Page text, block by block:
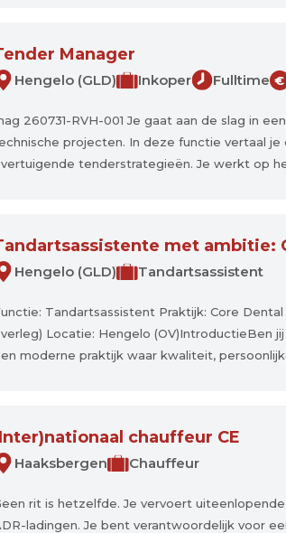
Manager
Hengelo (GLD) Inkoper Fulltime €
260731-RVH-001 Je gaat aan de slag in
projecten. In deze functie vertaal
tenderstrategieën. Je werkt op
met ambitie:
Hengelo (GLD) Tandartsassistent
Tandartsassistent Praktijk: Core
Locatie: Hengelo (OV)IntroductieBen
moderne praktijk waar kwaliteit,
chauffeur CE
Haaksbergen Chauffeur
rit is hetzelfde. Je vervoert
ladingen. Je bent verantwoordelijk voor